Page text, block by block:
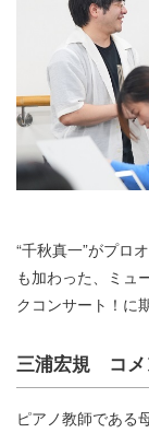
“千秋真一”がプロ
も加わった、ミュ
クコンサート！に
三浦宏規 コメ
ピアノ教師である